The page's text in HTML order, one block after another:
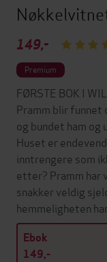
149,-
Premium
FØRSTE BOK I
Pramm blir funnet
og bundet ham
Huset er
inntrengere som
etter? Pramm har
snakker veldig
hemmeligheten
Ebok
149,-